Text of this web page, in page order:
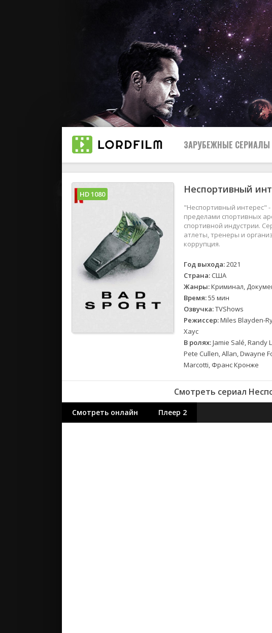
ЗАРУБЕЖНЫЕ СЕРИАЛЫ
Все
2019
2018
2017
Великобритания
Германия
Корея Южная
Канада
Индия
Франция
Неспортивный
"Неспортивный интерес"
пределами спортивных
спортивной индустрии.
атлеты, тренеры и
коррупция.
Год выхода:2021
Страна: США
Жанры:Криминал,
Время:55 мин
Озвучка:TVShows
Режиссер:Miles Blayden-
Хаус
В ролях:Jamie Salé, Randy
Pete Cullen, Allan, Dwayne
Marcotti, Франс Кронже
HD 1080
Смотреть сериал
Смотреть онлайн Плеер 2